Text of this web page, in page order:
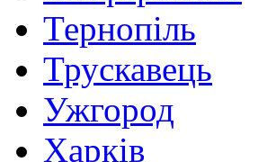
Тернопіль
Трускавець
Ужгород
Харків